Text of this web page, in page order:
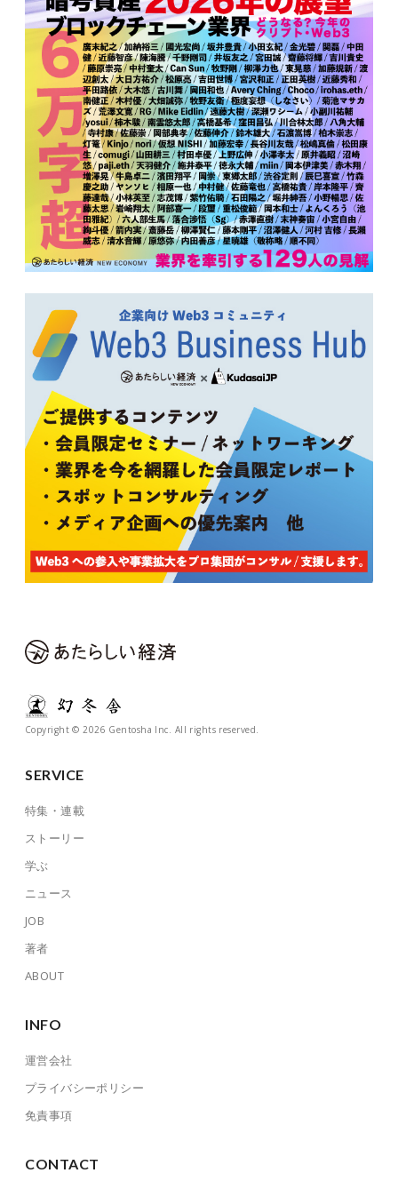
Copyright © 2026 Gentosha Inc. All rights reserved.
SERVICE
特集・連載
ストーリー
学ぶ
ニュース
JOB
著者
ABOUT
INFO
運営会社
プライバシーポリシー
免責事項
CONTACT